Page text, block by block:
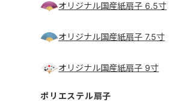
オリジナル国産紙扇子 6.5寸
オリジナル国産紙扇子 7.5寸
オリジナル国産紙扇子 9寸
ポリエステル扇子